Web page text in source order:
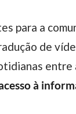
para a
de
à